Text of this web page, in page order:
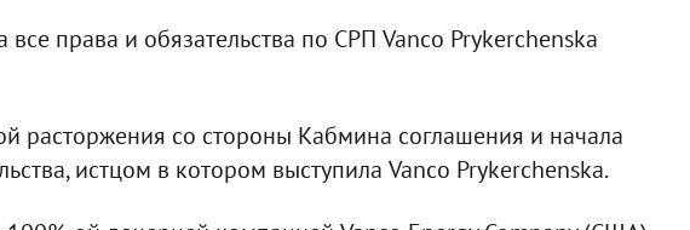
права и обязательства по СРП Vanco Prykerchenska
расторжения со стороны Кабмина соглашения и начала
истцом в котором выступила Vanco Prykerchenska.